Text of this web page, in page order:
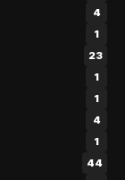
4
1
23
1
1
4
1
44